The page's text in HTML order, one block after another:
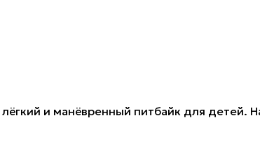
лёгкий и манёвренный питбайк для детей.